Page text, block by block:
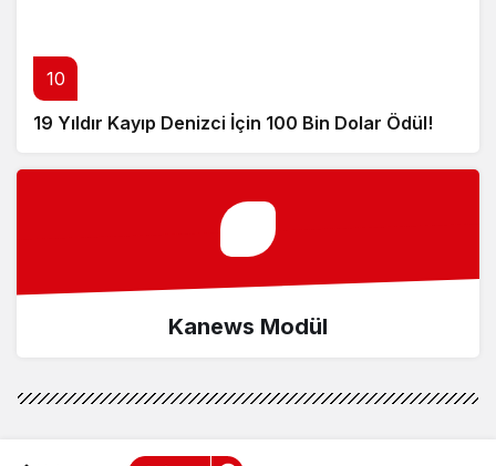
10
19 Yıldır Kayıp Denizci İçin 100 Bin Dolar Ödül!
Kanews Modül